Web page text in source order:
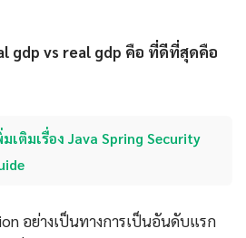
gdp vs real gdp คือ ที่ดีที่สุดคือ
เติมเรื่อง Java Spring Security
อย่างเป็นทางการเป็นอันดับแรก